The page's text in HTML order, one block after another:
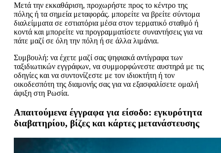
Μετά την εκκαθάριση, προχωρήστε προς το κέντρο της
πόλης ή τα σημεία μεταφοράς. μπορείτε να βρείτε σύντομα
διαλείμματα σε εστιατόρια μέσα στον τερματικό σταθμό ή
κοντά και μπορείτε να προγραμματίσετε συναντήσεις για να
πάτε μαζί σε όλη την πόλη ή σε άλλα λιμάνια.
Συμβουλή: να έχετε μαζί σας ψηφιακά αντίγραφα των
ταξιδιωτικών εγγράφων, να συμμορφώνεστε αυστηρά με τις
οδηγίες και να συντονίζεστε με τον ιδιοκτήτη ή τον
οικοδεσπότη της διαμονής σας για να εξασφαλίσετε ομαλή
άφιξη στη Ρωσία.
Απαιτούμενα έγγραφα για είσοδο: εγκυρότητα
διαβατηρίου, βίζες και κάρτες μετανάστευσης